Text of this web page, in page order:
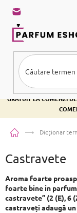
conținut
TRANSPORT GRATUIT
GRATUIT LA COMENZI
Acasă Dicționar
Castravete
Aroma foarte
foarte bine in
castravete” (2 (E), 6
castraveți adaugă